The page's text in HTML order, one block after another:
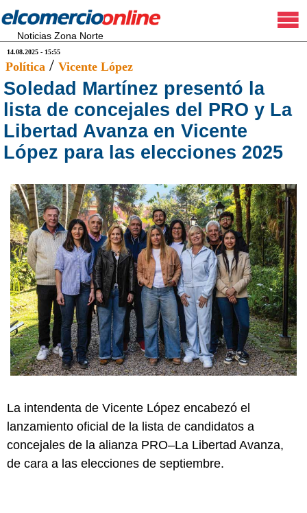
Noticias Zona Norte
14.08.2025 - 15:55
Política / Vicente López
Soledad Martínez presentó la
lista de concejales del PRO y La
Libertad Avanza en Vicente
López para las elecciones 2025
La intendenta de Vicente López encabezó el
lanzamiento oficial de la lista de candidatos a
concejales de la alianza PRO–La Libertad Avanza,
de cara a las elecciones de septiembre.